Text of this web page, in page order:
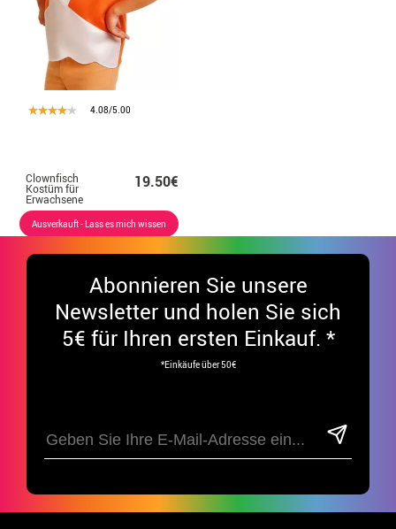
4.08/5.00
Clownfisch
Kostüm für
Erwachsene
19.50€
Ausverkauft - Lass es mich wissen
Abonnieren Sie unsere
Newsletter und holen Sie sich
5€ für Ihren ersten Einkauf. *
*Einkäufe über 50€